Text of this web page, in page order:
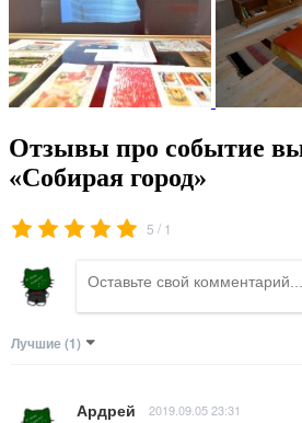
Отзывы про событие
«Собирая город»
5 / 1
Лучшие (1)
Ардрей 2019.09.05 23:31